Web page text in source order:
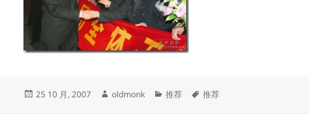
发
25 10 月, 2007
作
oldmonk
分
推荐
标
推荐